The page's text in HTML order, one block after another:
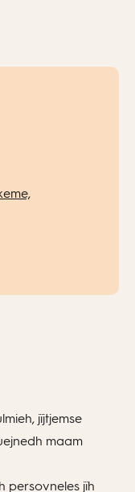
jïjtjemse
maam
persovneles jïh